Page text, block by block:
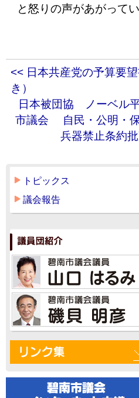
と怒りの声があがってい
<< 日本共産党の予算要
き）
日本被団協 ノーベル
市議会 自民・公明・
兵器禁止条約
トピックス
議会報告